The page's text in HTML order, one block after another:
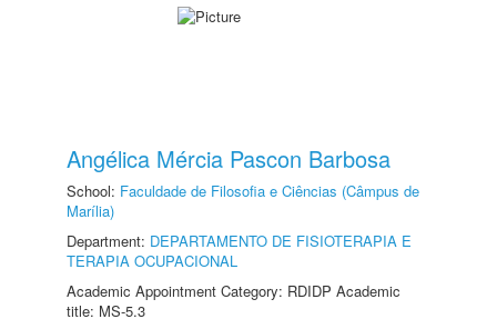
Angélica Mércia Pascon Barbosa
School: Faculdade de Filosofia e Ciências (Câmpus de
Marília)
Department: DEPARTAMENTO DE FISIOTERAPIA E
TERAPIA OCUPACIONAL
Academic Appointment Category: RDIDP Academic
title: MS-5.3